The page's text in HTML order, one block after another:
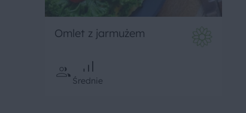
Omlet z jarmużem
Średnie